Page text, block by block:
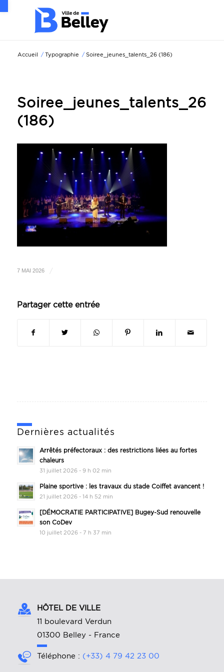
Accueil / Typographie / Soiree_jeunes_talents_26 (186)
Soiree_jeunes_talents_26
(186)
7 MAI 2026 /
Partager cette entrée
Dernières actualités
Arrêtés préfectoraux : des restrictions liées au fortes
chaleurs
31 juillet 2026 - 9 h 02 min
Plaine sportive : les travaux du stade Coiffet avancent !
21 juillet 2026 - 14 h 52 min
[DÉMOCRATIE PARTICIPATIVE] Bugey-Sud renouvelle
son CoDev
10 juillet 2026 - 7 h 37 min
HÔTEL DE VILLE
11 boulevard Verdun
01300 Belley - France
Téléphone : (+33) 4 79 42 23 00